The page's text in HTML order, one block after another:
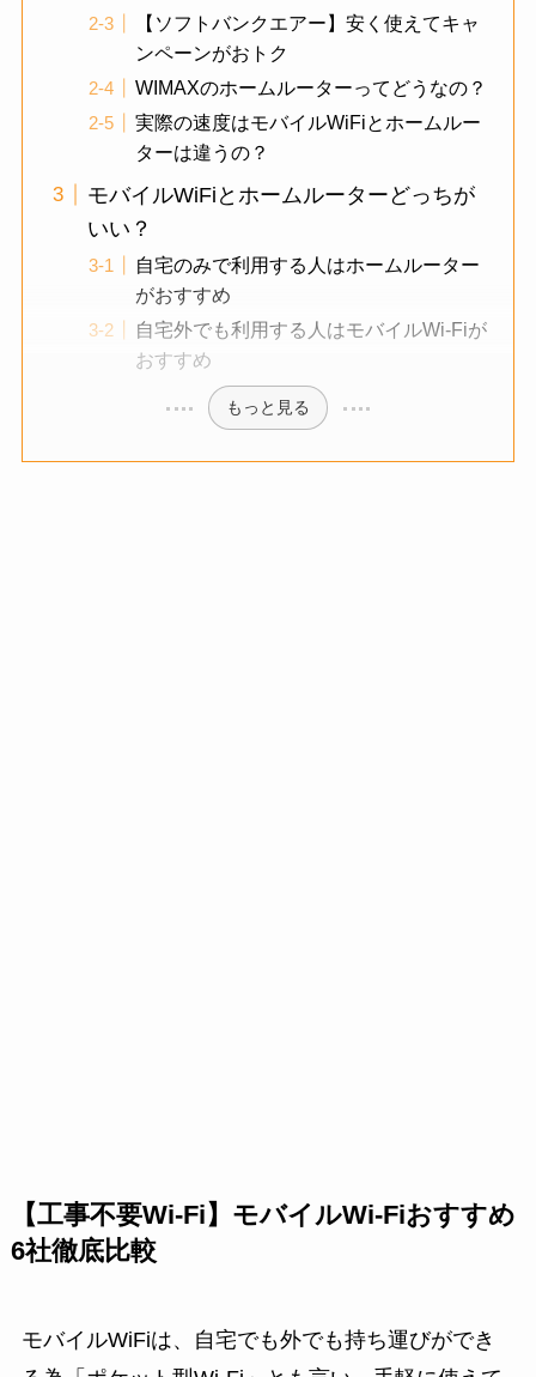
【ソフトバンクエアー】安く使えてキャ
ンペーンがおトク
WIMAXのホームルーターってどうなの？
実際の速度はモバイルWiFiとホームルー
ターは違うの？
モバイルWiFiとホームルーターどっちが
いい？
自宅のみで利用する人はホームルーター
がおすすめ
自宅外でも利用する人はモバイルWi-Fiが
おすすめ
もっと見る
【工事不要Wi-Fi】モバイルWi-Fiおすすめ
6社徹底比較
モバイルWiFiは、自宅でも外でも持ち運びができ